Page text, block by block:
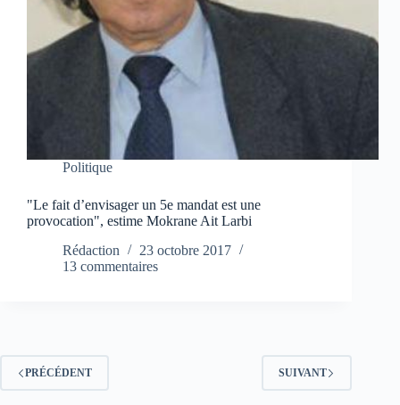
Politique
"Le fait d’envisager un 5e mandat est une
provocation", estime Mokrane Ait Larbi
Rédaction
23 octobre 2017
13 commentaires
PRÉCÉDENT SUIVANT